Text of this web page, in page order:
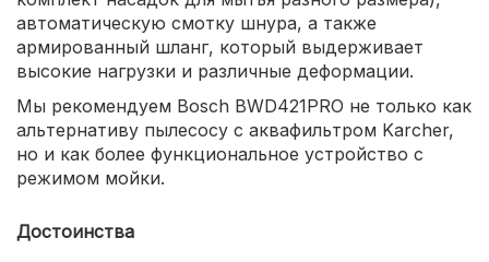
автоматическую смотку шнура, а также
армированный шланг, который выдерживает
высокие нагрузки и различные деформации.
Мы рекомендуем Bosch BWD421PRO не только как
альтернативу пылесосу с аквафильтром Karcher,
но и как более функциональное устройство с
режимом мойки.
Достоинства